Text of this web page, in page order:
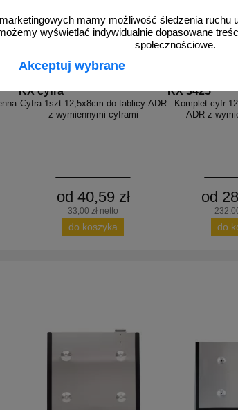
mamy możliwość śledzenia ruchu
wyświetlać indywidualnie dopasowane
społecznościowe.
Akceptuj wybrane
KX cyfra
Cyfra 1szt 12,5x8cm do tablicy ADR
z wymiennymi cyframi
od 40,59 zł
33,00 zł netto
do koszyka
KX 3425
Komplet cyfr
ADR z
od
do